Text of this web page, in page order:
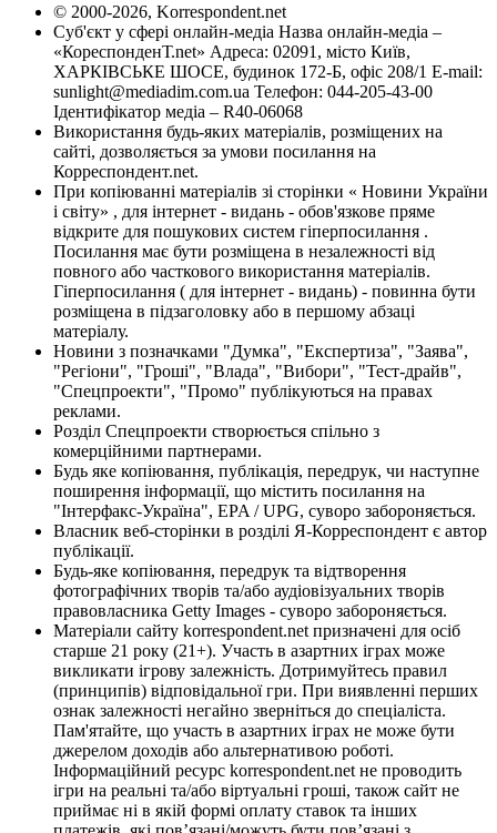
© 2000-2026, Korrespondent.net
Суб'єкт у сфері онлайн-медіа Назва онлайн-медіа –
«КореспонденТ.net» Адреса: 02091, місто Київ,
ХАРКІВСЬКЕ ШОСЕ, будинок 172-Б, офіс 208/1 E-mail:
sunlight@mediadim.com.ua Телефон: 044-205-43-00
Ідентифікатор медіа – R40-06068
Використання будь-яких матеріалів, розміщених на
сайті, дозволяється за умови посилання на
Корреспондент.net.
При копіюванні матеріалів зі сторінки « Новини України
і світу» , для інтернет - видань - обов'язкове пряме
відкрите для пошукових систем гіперпосилання .
Посилання має бути розміщена в незалежності від
повного або часткового використання матеріалів.
Гіперпосилання ( для інтернет - видань) - повинна бути
розміщена в підзаголовку або в першому абзаці
матеріалу.
Новини з позначками "Думка", "Експертиза", "Заява",
"Регіони", "Гроші", "Влада", "Вибори", "Тест-драйв",
"Спецпроекти", "Промо" публікуються на правах
реклами.
Розділ Спецпроекти створюється спільно з
комерційними партнерами.
Будь яке копіювання, публікація, передрук, чи наступне
поширення інформації, що містить посилання на
"Інтерфакс-Україна", EPA / UPG, суворо забороняється.
Власник веб-сторінки в розділі Я-Корреспондент є автор
публікації.
Будь-яке копіювання, передрук та відтворення
фотографічних творів та/або аудіовізуальних творів
правовласника Getty Images - суворо забороняється.
Матеріали сайту korrespondent.net призначені для осіб
старше 21 року (21+). Участь в азартних іграх може
викликати ігрову залежність. Дотримуйтесь правил
(принципів) відповідальної гри. При виявленні перших
ознак залежності негайно зверніться до спеціаліста.
Пам'ятайте, що участь в азартних іграх не може бути
джерелом доходів або альтернативою роботі.
Інформаційний ресурс korrespondent.net не проводить
ігри на реальні та/або віртуальні гроші, також сайт не
приймає ні в якій формі оплату ставок та інших